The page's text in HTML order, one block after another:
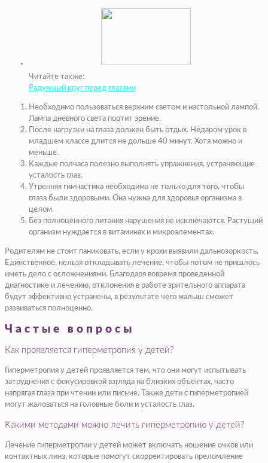
Читайте также:
Радужный круг перед глазами
Необходимо пользоваться верхним светом и настольной лампой.
Лампа дневного света портит зрение.
После нагрузки на глаза должен быть отдых. Недаром урок в
младшем классе длится не дольше 40 минут. Хотя можно и
меньше.
Каждые полчаса полезно выполнять упражнения, устраняющие
усталость глаз.
Утренняя гимнастика необходима не только для того, чтобы
глаза были здоровыми. Она нужна для здоровья организма в
целом.
Без полноценного питания нарушения не исключаются. Растущий
организм нуждается в витаминах и микроэлементах.
Родителям не стоит паниковать, если у крохи выявили дальнозоркость.
Единственное, нельзя откладывать лечение, чтобы потом не пришлось
иметь дело с осложнениями. Благодаря вовремя проведенной
диагностике и лечению, отклонения в работе зрительного аппарата
будут эффективно устранены, в результате чего малыш сможет
развиваться полноценно.
Частые вопросы
Как проявляется гиперметропия у детей?
Гиперметропия у детей проявляется тем, что они могут испытывать
затруднения с фокусировкой взгляда на близких объектах, часто
напрягая глаза при чтении или письме. Также дети с гиперметропией
могут жаловаться на головные боли и усталость глаз.
Какими методами можно лечить гиперметропию у детей?
Лечение гиперметропии у детей может включать ношение очков или
контактных линз, которые помогут скорректировать преломление